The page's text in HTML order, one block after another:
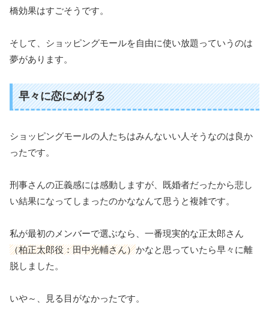
橋効果はすごそうです。
そして、ショッピングモールを自由に使い放題っていうのは
夢があります。
早々に恋にめげる
ショッピングモールの人たちはみんないい人そうなのは良か
ったです。
刑事さんの正義感には感動しますが、既婚者だったから悲し
い結果になってしまったのかななんて思うと複雑です。
私が最初のメンバーで選ぶなら、一番現実的な正太郎さん
（柏正太郎役：田中光輔さん）かなと思っていたら早々に離
脱しました。
いや～、見る目がなかったです。